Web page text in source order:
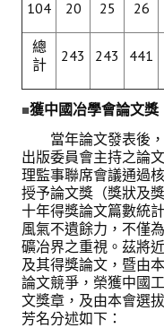
104 20 25 26
總
計
243 243 441
■獲中國冶學會論文獎
當年論文發表後，
出版委員會主持之論
理監事聯席會議通過
授予論文獎（獎狀及
十年得獎論文篇數統
風氣不遺餘力，不僅
礦冶界之重視。茲將
及其得獎論文，暨由
論文競爭，榮獲中國
文獎章，及由本會選
芳名分述如下：